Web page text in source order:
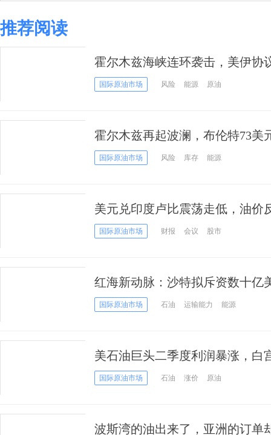
推荐阅读
霍尔木兹海峡连环袭击，美伊协
国际原油市场 风险 能源 原油
霍尔木兹再起波澜，布伦特73美
国际原油市场 风险 库存 能源
美元兑印度卢比震荡走低，油价
关键变量
国际原油市场 财报 会议 股市
红海新动脉：沙特拟斥资数十亿
霍尔木兹海峡“咽喉”困局
国际原油市场 石油 运输能力 能源
美石油巨头二季度利润暴涨，白
国际原油市场 石油 涨价 原油
波斯湾的油出来了，亚洲的订单